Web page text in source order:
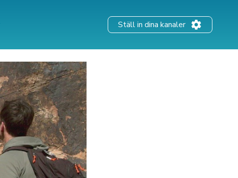
Ställ in dina kanaler